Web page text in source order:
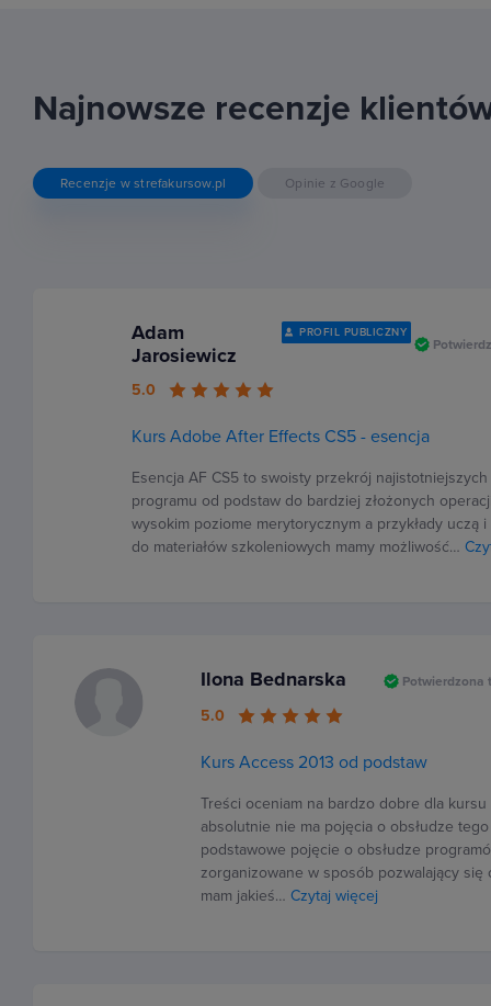
Najnowsze recenzje
Recenzje w strefakursow.pl Opinie z Google
Adam
Jarosiewicz
PROFIL PUBLICZNY
5.0
Kurs Adobe After Effects CS5 - esencja
Esencja AF CS5 to swoisty przekrój
programu od podstaw do bardziej złożonych
wysokim poziome merytorycznym a przykłady uczą
do materiałów szkoleniowych mamy możliwość…
Ilona Bednarska Potwierdzona
5.0
Kurs Access 2013 od podstaw
Treści oceniam na bardzo dobre dla
absolutnie nie ma pojęcia o obsłudze
podstawowe pojęcie o obsłudze
zorganizowane w sposób pozwalający się
mam jakieś…Czytaj więcej